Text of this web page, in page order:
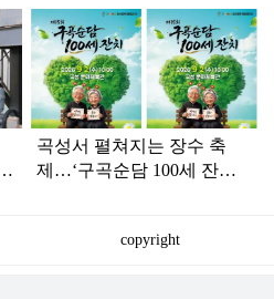
곡성서 펼쳐지는 장수 축
제…‘구곡순담 100세 잔치’
copyright